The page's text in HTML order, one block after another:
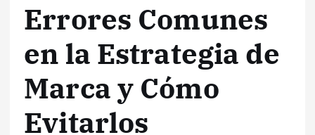
Errores Comunes
en la Estrategia de
Marca y Cómo
Evitarlos